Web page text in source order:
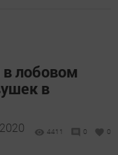
лобовом
в
4411 0 0